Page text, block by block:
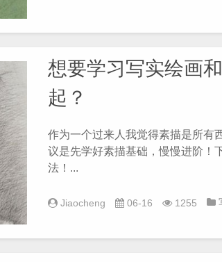
想要学习写实绘画
起？
作为一个过来人我觉得素描是所有
议是先学好素描基础，慢慢进阶！
法！...
Jiaocheng 06-16 1255